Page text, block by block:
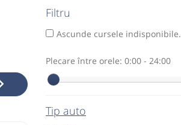
Filtru
Ascunde cursele indisponibile.
Plecare între orele: 0:00 - 24:00
Tip auto